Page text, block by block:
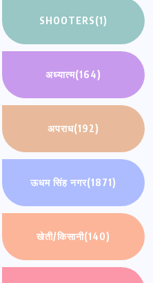
SHOOTERS(1)
अध्यात्म(164)
अपराध(192)
ऊधम सिंह नगर(1871)
खेती/किसानी(140)